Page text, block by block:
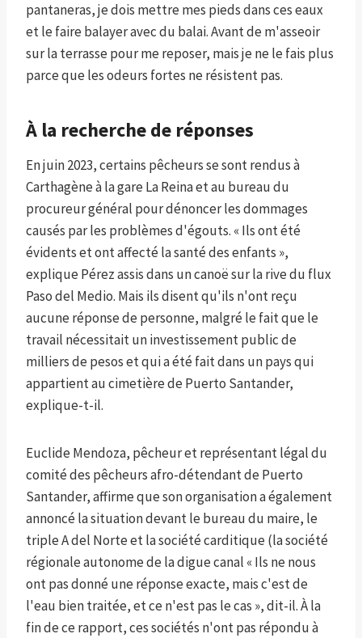
pantaneras, je dois mettre mes pieds dans ces eaux
et le faire balayer avec du balai. Avant de m'asseoir
sur la terrasse pour me reposer, mais je ne le fais plus
parce que les odeurs fortes ne résistent pas.
À la recherche de réponses
En juin 2023, certains pêcheurs se sont rendus à
Carthagène à la gare La Reina et au bureau du
procureur général pour dénoncer les dommages
causés par les problèmes d'égouts. « Ils ont été
évidents et ont affecté la santé des enfants »,
explique Pérez assis dans un canoë sur la rive du flux
Paso del Medio. Mais ils disent qu'ils n'ont reçu
aucune réponse de personne, malgré le fait que le
travail nécessitait un investissement public de
milliers de pesos et qui a été fait dans un pays qui
appartient au cimetière de Puerto Santander,
explique-t-il.
Euclide Mendoza, pêcheur et représentant légal du
comité des pêcheurs afro-détendant de Puerto
Santander, affirme que son organisation a également
annoncé la situation devant le bureau du maire, le
triple A del Norte et la société carditique (la société
régionale autonome de la digue canal « Ils ne nous
ont pas donné une réponse exacte, mais c'est de
l'eau bien traitée, et ce n'est pas le cas », dit-il. À la
fin de ce rapport, ces sociétés n'ont pas répondu à